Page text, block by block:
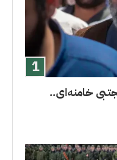
خامنه‌ای..